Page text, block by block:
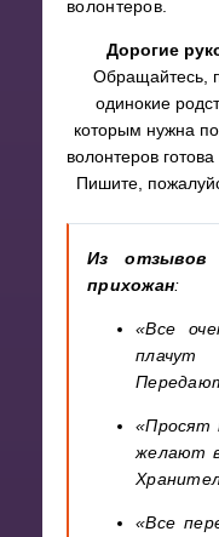
волонтеров.
Дорогие
Обращайтесь,
одинокие
которым нужна
волонтеров
Пишите,
Из отзывов
прихожан:
«Все
«Просят
желают
«Все